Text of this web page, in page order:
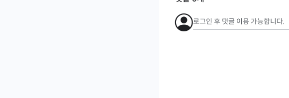
로그인 후 댓글 이용 가능합니다.